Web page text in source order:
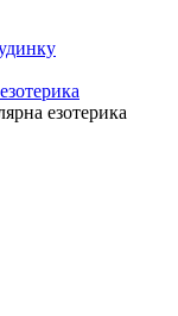
езотерика